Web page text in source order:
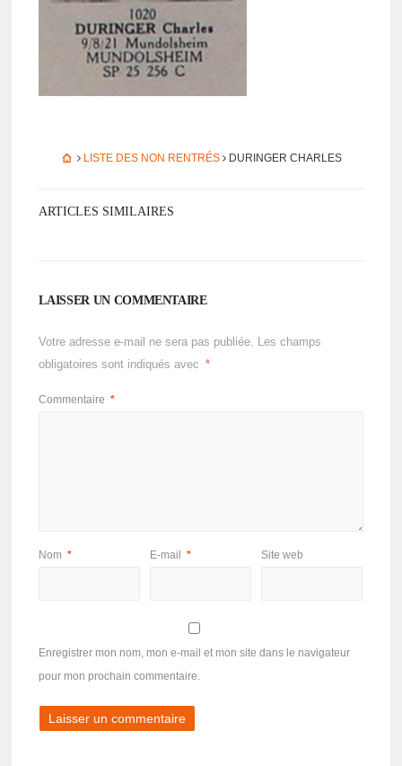
LISTE DES NON RENTRÉS DURINGER CHARLES
ARTICLES SIMILAIRES
LAISSER UN COMMENTAIRE
Votre adresse e-mail ne sera pas publiée. Les champs
obligatoires sont indiqués avec
*
Commentaire *
Nom * E-mail * Site web
Enregistrer mon nom, mon e-mail et mon site dans le navigateur
pour mon prochain commentaire.